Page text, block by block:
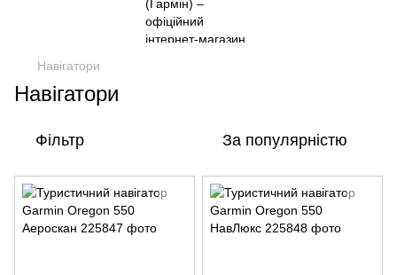
Навігатори
Навігатори
Фільтр За популярністю